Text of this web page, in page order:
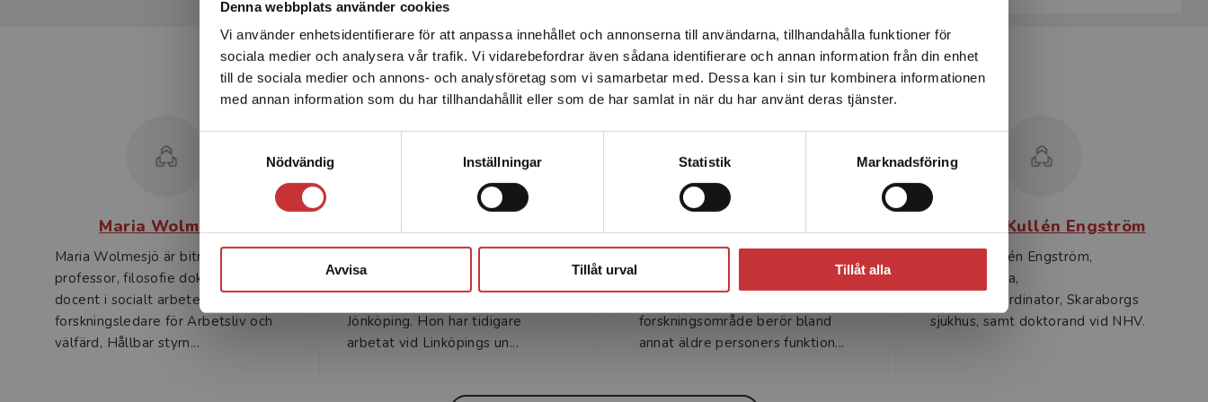
Denna webbplats använder cookies
Vi använder enhetsidentifierare för att anpassa innehållet och annonserna till användarna, tillhandahålla funktioner för
sociala medier och analysera vår trafik. Vi vidarebefordrar även sådana identifierare och annan information från din enhet
till de sociala medier och annons- och analysföretag som vi samarbetar med. Dessa kan i sin tur kombinera informationen
med annan information som du har tillhandahållit eller som de har samlat in när du har använt deras tjänster.
Nödvändig
Inställningar Statistik Marknadsföring
Avvisa Tillåt urval Tillåt alla
Det verkar som att du besöker studentlitteratur.se via en
enhet utanför Sverige. Vi erbjuder inte leveranser utanför
Sverige. För att kunna slutföra ett köp måste
leveransadressen vara i Sverige.Läs mer
Författare
Maria Wolmesjö
Maria Wolmesjö är biträdande
professor, filosofie doktor och
docent i socialt arbete samt
forskningsledare för Arbetsliv och
välfärd, Hållbar styrn...
och universitetslektor i socialt
Jönköping. Hon har tidigare
arbetat vid Linköpings un...
legitimerad sjuksköterska, docent,
forskningsområde berör bland
annat äldre personers funktion...
Agneta Kullén Engström
Agneta Kullén Engström,
sjuksköterska,
kvalitetskoordinator, Skaraborgs
sjukhus, samt doktorand vid NHV.